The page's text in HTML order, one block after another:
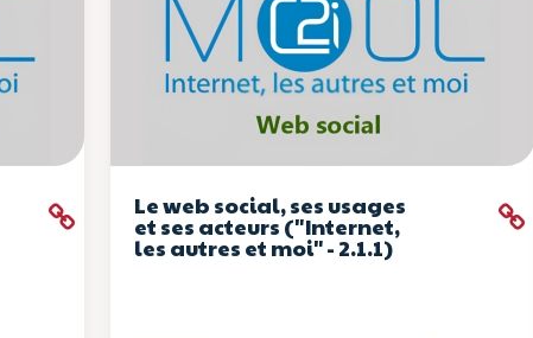
Le web social, ses usages
et ses acteurs ("Internet,
les autres et moi" - 2.1.1)